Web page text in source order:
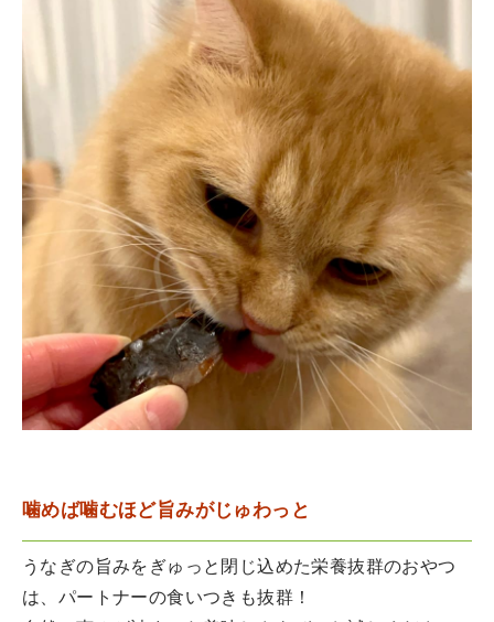
噛めば噛むほど旨みがじゅわっと
うなぎの旨みをぎゅっと閉じ込めた栄養抜群のおやつ
は、パートナーの食いつきも抜群！